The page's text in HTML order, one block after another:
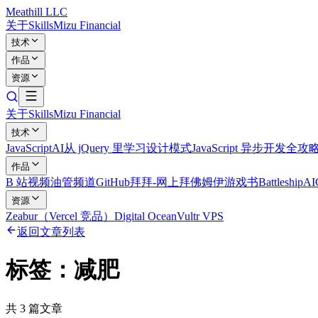
Meathill LLC
关于SkillsMizu Financial
技术
作品
资源
关于SkillsMizu Financial
技术
JavaScriptAI从 jQuery 里学习设计模式JavaScript 异步开发全攻
作品
B 站视频油管频道GitHub拜拜-网上拜佛姆伊游戏书Battleship
资源
Zeabur（Vercel 竞品） Digital OceanVultr VPS
返回文章列表
标签： 减肥
共 3 篇文章